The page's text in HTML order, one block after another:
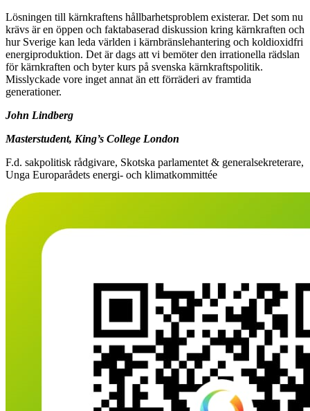
Lösningen till kärnkraftens hållbarhetsproblem existerar. Det som nu
krävs är en öppen och faktabaserad diskussion kring kärnkraften och
hur Sverige kan leda världen i kärnbränslehantering och koldioxidfri
energiproduktion. Det är dags att vi bemöter den irrationella rädslan
för kärnkraften och byter kurs på svenska kärnkraftspolitik.
Misslyckade vore inget annat än ett förräderi av framtida
generationer.
John Lindberg
Masterstudent, King’s College London
F.d. sakpolitisk rådgivare, Skotska parlamentet & generalsekreterare,
Unga Europarådets energi- och klimatkommittée